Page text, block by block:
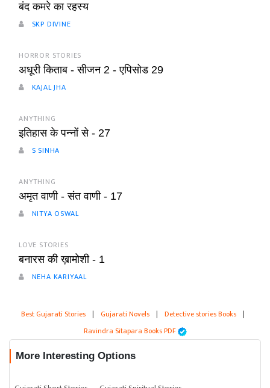
बंद कमरे का रहस्य
SKP DIVINE
HORROR STORIES
अधूरी किताब - सीजन 2 - एपिसोड 29
KAJAL JHA
ANYTHING
इतिहास के पन्नों से - 27
S SINHA
ANYTHING
अमृत वाणी - संत वाणी - 17
NITYA OSWAL
LOVE STORIES
बनारस की ख़ामोशी - 1
NEHA KARIYAAL
Best Gujarati Stories | Gujarati Novels | Detective stories Books |
Ravindra Sitapara Books PDF
More Interesting Options